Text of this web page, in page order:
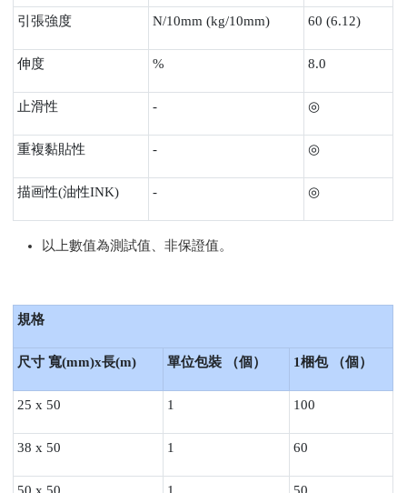
引張強度 N/10mm (kg/10mm) 60 (6.12)
伸度 % 8.0
止滑性 - ◎
重複黏貼性 - ◎
描画性(油性INK) - ◎
以上數值為測試值、非保證值。
規格
尺寸 寬(mm)x長(m) 單位包裝 （個 ） 1梱包 （個 ）
25 x 50 1 100
38 x 50 1 60